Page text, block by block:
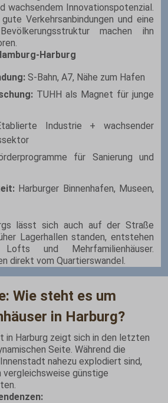
wachsendem Innovationspotenzial.
Verkehrsanbindungen und eine
machen ihn
Harburg
S-Bahn, A7, Nähe zum Hafen
TUHH als Magnet für junge
Industrie + wachsender
für Sanierung und
Harburger Binnenhafen, Museen,
lässt sich auch auf der Straße
Lagerhallen standen, entstehen
und Mehrfamilienhäuser.
direkt vom Quartierswandel.
Wie steht es um
in Harburg?
in Harburg zeigt sich in den letzten
Seite. Während die
nahezu explodiert sind,
günstige